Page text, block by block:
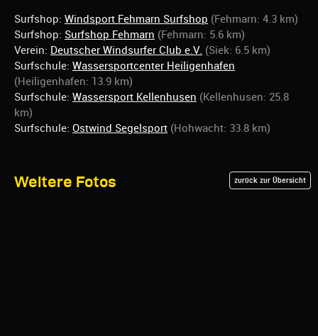
Surfshop: Windsport Fehmarn Surfshop (Fehmarn: 4.3 km)
Surfshop: Surfshop Fehmarn (Fehmarn: 5.6 km)
Verein: Deutscher Windsurfer Club e.V. (Siek: 6.5 km)
Surfschule: Wassersportcenter Heiligenhafen
(Heiligenhafen: 13.9 km)
Surfschule: Wassersport Kellenhusen (Kellenhusen: 25.8
km)
Surfschule: Ostwind Segelsport (Hohwacht: 33.8 km)
Weitere Fotos zurück zur Übersicht